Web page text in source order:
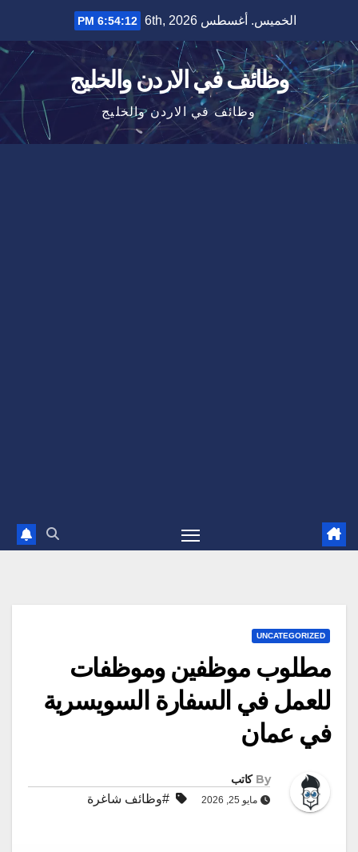
content
الخميس. أغسطس 6th, 2026 6:54:13 PM
وظائف في الاردن والخليج
وظائف في الاردن والخليج
UNCATEGORIZED
مطلوب موظفين وموظفات
للعمل في السفارة السويسرية
في عمان
By كاتب
مايو 25, 2026 #وظائف شاغرة